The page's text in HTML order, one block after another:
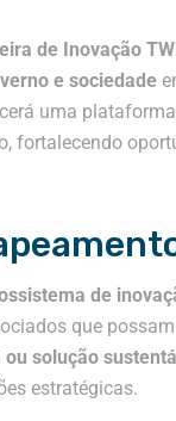
de Inovação
e sociedade
uma
fortalecendo
de
que
solução
estratégicas.